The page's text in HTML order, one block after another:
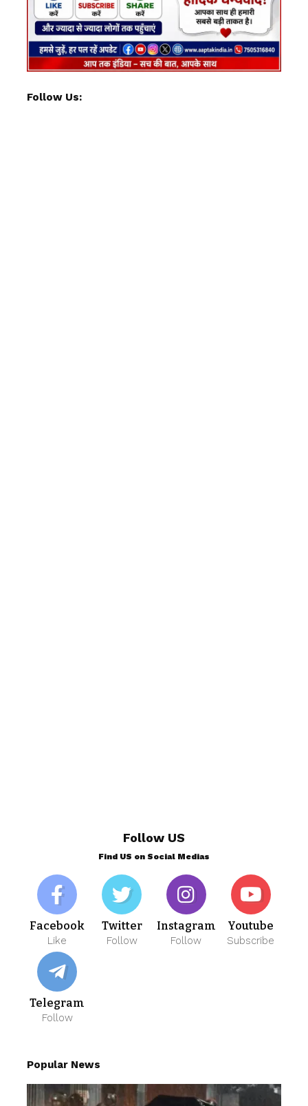
Follow Us:
Follow US
Find US on Social Medias
Facebook
Like
Twitter
Follow
Instagram
Follow
Youtube
Subscribe
Telegram
Follow
Popular News